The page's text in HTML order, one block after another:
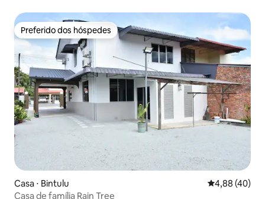
Preferido dos hóspedes
Preferido dos hóspedes
Casa ⋅ Bintulu 4,88 de uma
4,88 (40)
Casa de família Rain Tree